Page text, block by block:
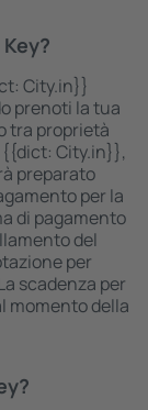
City.in}}
prenoti la tua
tra proprietà
City.in}},
preparato
per la
di pagamento
del
per
scadenza per
momento della